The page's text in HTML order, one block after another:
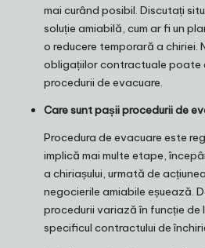
mai curând posibil. Discutați
soluție amiabilă, cum ar fi un
o reducere temporară a chiriei.
obligațiilor contractuale poate
procedurii de evacuare.
Care sunt pașii procedurii de
Procedura de evacuare este
implică mai multe etape,
a chiriașului, urmată de
negocierile amiabile eșuează.
procedurii variază în funcție de
specificul contractului de